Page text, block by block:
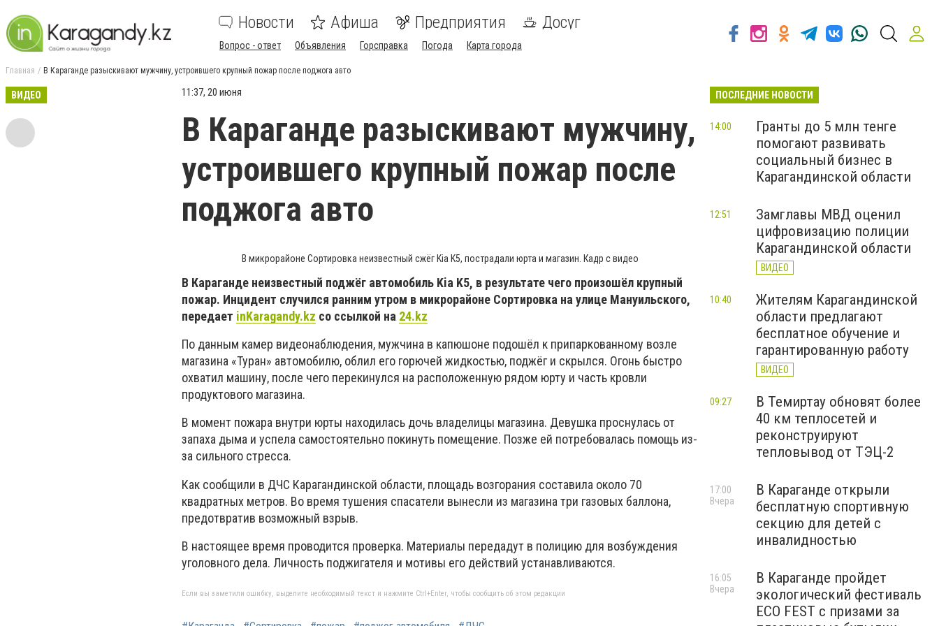
Новости Афиша Предприятия Досуг
Вопрос - ответ Объявления Горсправка Погода Карта города
Главная В Караганде разыскивают мужчину, устроившего крупный пожар после поджога авто
ВИДЕО 11:37, 20 июня
В Караганде разыскивают мужчину,
устроившего крупный пожар после
поджога авто
В микрорайоне Сортировка неизвестный сжёг Kia K5, пострадали юрта и магазин. Кадр с видео
В Караганде неизвестный поджёг автомобиль Kia K5, в результате чего произошёл крупный
пожар. Инцидент случился ранним утром в микрорайоне Сортировка на улице Мануильского,
передает inKaragandy.kz со ссылкой на 24.kz
По данным камер видеонаблюдения, мужчина в капюшоне подошёл к припаркованному возле
магазина «Туран» автомобилю, облил его горючей жидкостью, поджёг и скрылся. Огонь быстро
охватил машину, после чего перекинулся на расположенную рядом юрту и часть кровли
продуктового магазина.
В момент пожара внутри юрты находилась дочь владелицы магазина. Девушка проснулась от
запаха дыма и успела самостоятельно покинуть помещение. Позже ей потребовалась помощь из-
за сильного стресса.
Как сообщили в ДЧС Карагандинской области, площадь возгорания составила около 70
квадратных метров. Во время тушения спасатели вынесли из магазина три газовых баллона,
предотвратив возможный взрыв.
В настоящее время проводится проверка. Материалы передадут в полицию для возбуждения
уголовного дела. Личность поджигателя и мотивы его действий устанавливаются.
Если вы заметили ошибку, выделите необходимый текст и нажмите Ctrl+Enter, чтобы сообщить об этом редакции
ПОСЛЕДНИЕ НОВОСТИ
Гранты до 5 млн тенге
помогают развивать
социальный бизнес в
Карагандинской области
14:00
Замглавы МВД оценил
цифровизацию полиции
Карагандинской области
ВИДЕО
12:51
Жителям Карагандинской
области предлагают
бесплатное обучение и
гарантированную работу
ВИДЕО
10:40
В Темиртау обновят более
40 км теплосетей и
реконструируют
тепловывод от ТЭЦ-2
09:27
В Караганде открыли
бесплатную спортивную
секцию для детей с
инвалидностью
17:00
Вчера
В Караганде пройдет
экологический фестиваль
ECO FEST с призами за
16:05
Вчера